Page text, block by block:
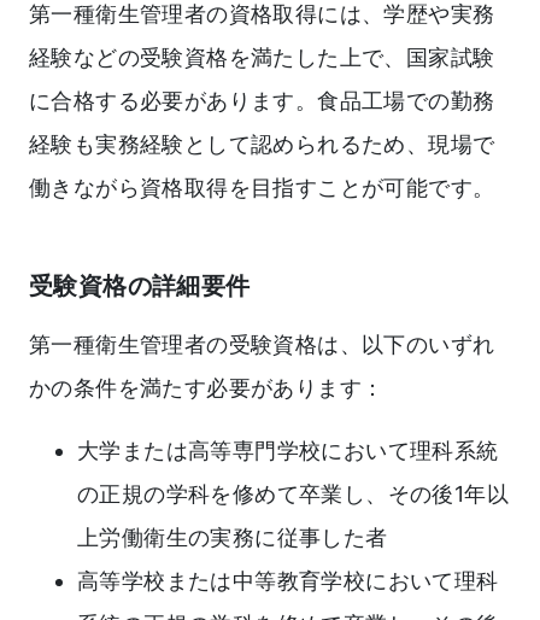
第一種衛生管理者の資格取得には、学歴や実務
経験などの受験資格を満たした上で、国家試験
に合格する必要があります。食品工場での勤務
経験も実務経験として認められるため、現場で
働きながら資格取得を目指すことが可能です。
受験資格の詳細要件
第一種衛生管理者の受験資格は、以下のいずれ
かの条件を満たす必要があります：
大学または高等専門学校において理科系統
の正規の学科を修めて卒業し、その後1年以
上労働衛生の実務に従事した者
高等学校または中等教育学校において理科